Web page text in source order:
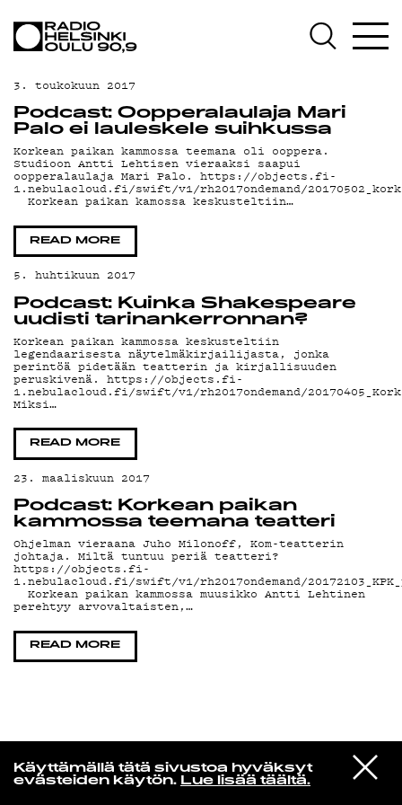
Käyttämällä tätä sivustoa hyväksyt
evästeiden käytön. Lue lisää täältä.
VIESTI
STUDIOON
Billie Eilish
L'AMOUR DE MA VIE
AJANKOHTAISTA
OHJELMAT
TEKIJÄT
ON-DEMAND
PODCAST
MAINOSTA
YHTEYSTIEDOT
G LIVELAB
YSTÄVÄKLUBI
TIETOSUOJA
KIRJAUDU SISÄÄN
3. toukokuun 2017
Podcast: Oopperalaulaja Mari
Palo ei lauleskele suihkussa
Korkean paikan kammossa teemana oli ooppera.
Studioon Antti Lehtisen vieraaksi saapui
oopperalaulaja Mari Palo. https://objects.fi-
1.nebulacloud.fi/swift/v1/rh2017ondemand/
Korkean paikan kamossa keskusteltiin…
READ MORE
5. huhtikuun 2017
Podcast: Kuinka Shakespeare
uudisti tarinankerronnan?
Korkean paikan kammossa keskusteltiin
legendaarisesta näytelmäkirjailijasta, jonka
perintöä pidetään teatterin ja kirjallisuuden
peruskivenä. https://objects.fi-
1.nebulacloud.fi/swift/v1/rh2017ondemand/
Miksi…
READ MORE
23. maaliskuun 2017
Podcast: Korkean paikan
kammossa teemana teatteri
Ohjelman vieraana Juho Milonoff, Kom-teatterin
johtaja. Miltä tuntuu periä teatteri?
https://objects.fi-
1.nebulacloud.fi/swift/v1/rh2017ondemand/
Korkean paikan kammossa muusikko Antti Lehtinen
perehtyy arvovaltaisten,…
READ MORE